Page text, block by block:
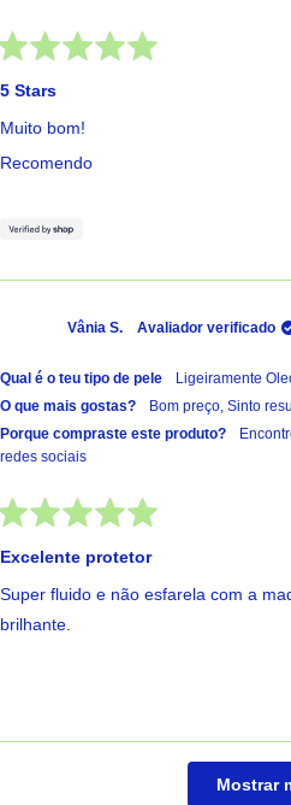
5 Stars
Muito bom!
Recomendo
Vânia S. Avaliador verificado
Qual é o teu tipo de pele
Ligeiramente
O que mais gostas?
Bom preço, Sinto
Porque compraste este produto?
redes sociais
Excelente protetor
Super fluido e não esfarela com a
brilhante.
A
Mostrar